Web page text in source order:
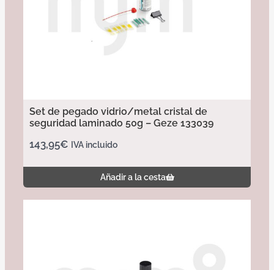
Set de pegado vidrio/metal cristal de
seguridad laminado 50g – Geze 133039
143,95€ IVA incluido
Añadir a la cesta